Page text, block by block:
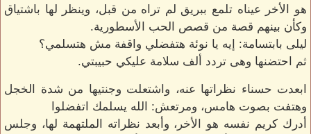
هو الأخر عيناه تلمع ببريق لم تراه من قبل، وينظر لها باشتياق
وكأن بينهم قصة من قصص الحب الأسطورية.
ليلى بابتسامة: إيه يا نوئة هتفضلي واقفة مش هتسلمي؟
ثم احتضنها وهى تردد ألف سلامة عليكي حبيبتي.
ابعدت حسناء نظراتها عنه، واشتعلت وجنتيها من شدة الخجل
وهتفت بصوت هامس، ومرتعش: الله يسلمك اتفضلوا
أدرك كريم نفسه هو الأخر، وأبعد نظراته الملتهمة لها، وجلس